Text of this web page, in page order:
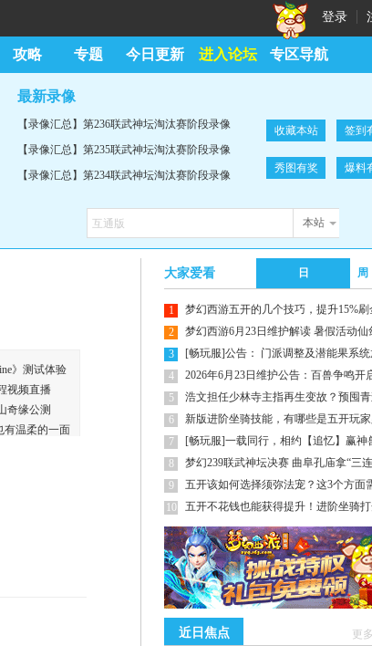
登录
攻略 专题 今日更新 进入论坛 专区导航
最新录像
【录像汇总】第236联武神坛淘汰赛阶段录像
【录像汇总】第235联武神坛淘汰赛阶段录像
【录像汇总】第234联武神坛淘汰赛阶段录像
收藏本站 签到
秀图有奖 爆料
本站
周
日
大家爱看
1
梦幻西游五开的几个技巧，提升15%刷
率
2
梦幻西游6月23日维护解读 暑假活动仙
3
[畅玩服]公告： 门派调整及潜能果系统
4
2026年6月23日维护公告：百兽争鸣开
5
浩文担任少林寺主指再生变故？预囤
吗
6
新版进阶坐骑技能，有哪些是五开玩
的
7
[畅玩服]一载同行，相约【追忆】赢神
8
梦幻239联武神坛决赛 曲阜孔庙拿“三
9
五开该如何选择须弥法宠？这3个方面
10
五开不花钱也能获得提升！进阶坐骑
式
更
近日焦点